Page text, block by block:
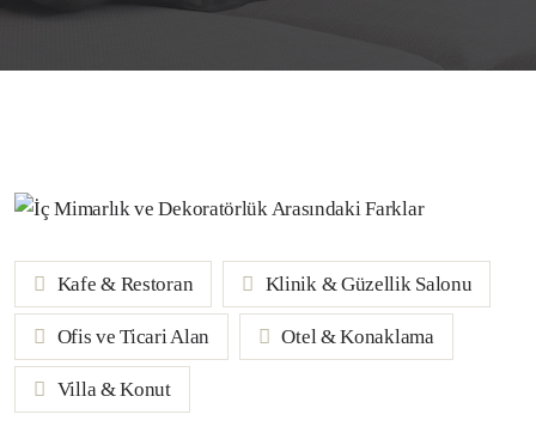
Kafe & Restoran Klinik & Güzellik Salonu
Ofis ve Ticari Alan Otel & Konaklama
Villa & Konut